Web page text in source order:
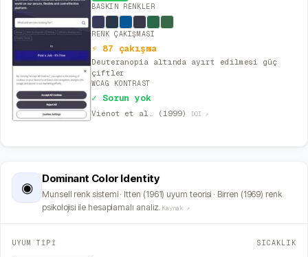
BASKIN RENKLER
RENK ÇAKIŞMASI
⚡ 87 çakışma
Deuteranopia altında ayırt edilmesi güç
çiftler
WCAG KONTRAST
✓ Sorun yok
Viénot et al. (1999) DOI ↗
◉
Dominant Color Identity
Munsell renk sistemi · Itten (1961) uyum teorisi · Birren (1969) renk
psikolojisi ile hesaplamalı analiz. Kaynak ↗
UYUM TİPİ SICAKLIK